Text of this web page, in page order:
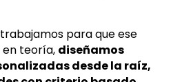
para que ese
en teoría, diseñamos
desde la raíz,